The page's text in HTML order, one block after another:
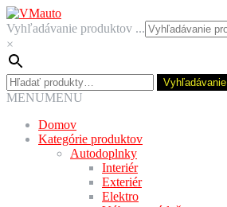
Preskočiť
na
navigáciu
Preskočiť
na
obsah
Vyhľadávanie produktov ...
×
Hľadať: Vyhľadávanie
MENUMENU
Domov
Kategórie produktov
Autodoplnky
Interiér
Exteriér
Elektro